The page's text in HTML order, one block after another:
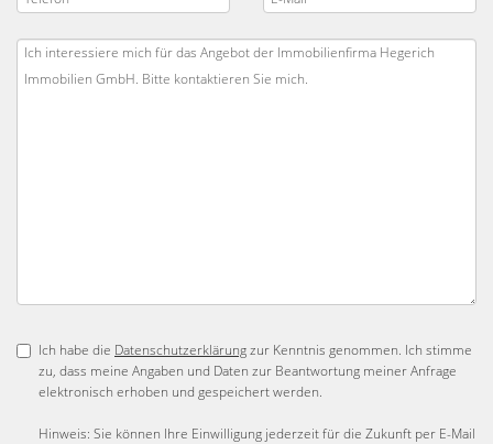
Ich habe die Datenschutzerklärungzur Kenntnis genommen. Ich stimme
zu, dass meine Angaben und Daten zur Beantwortung meiner Anfrage
elektronisch erhoben und gespeichert werden.
Hinweis: Sie können Ihre Einwilligung jederzeit für die Zukunft per E-Mail